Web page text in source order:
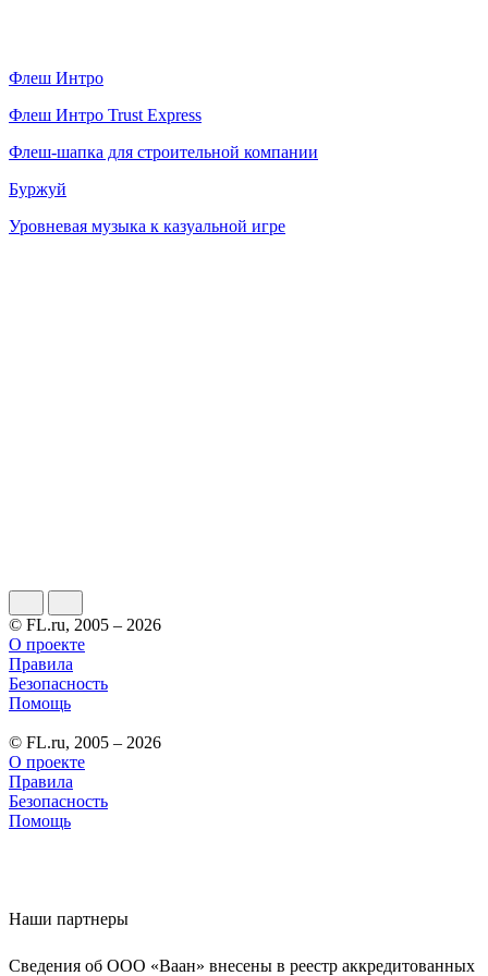
Флеш Интро
Флеш Интро Trust Express
Флеш-шапка для строительной компании
Буржуй
Уровневая музыка к казуальной игре
© FL.ru, 2005 – 2026
О проекте
Правила
Безопасность
Помощь
© FL.ru, 2005 – 2026
О проекте
Правила
Безопасность
Помощь
Наши партнеры
Сведения об ООО «Ваан» внесены в реестр аккредитованных